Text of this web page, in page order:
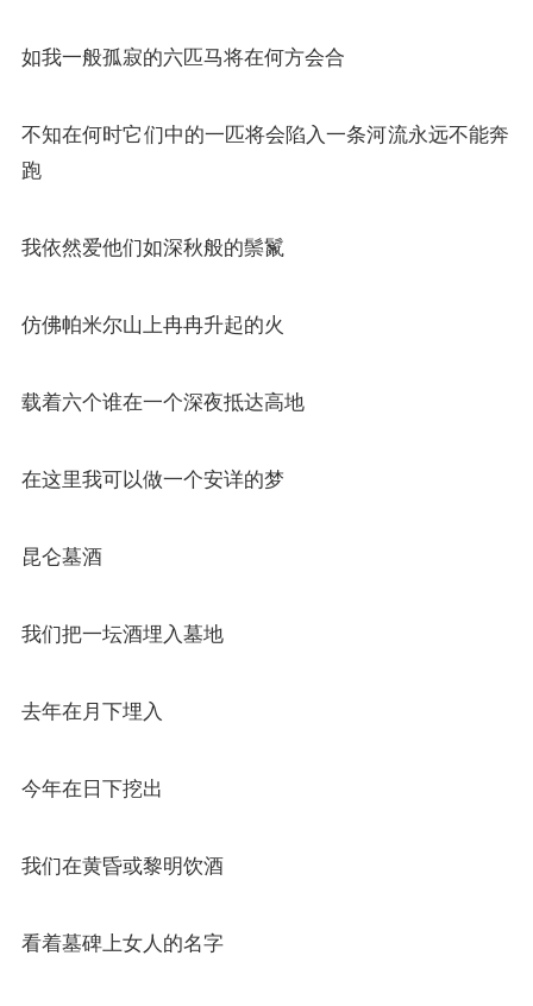
如我一般孤寂的六匹马将在何方会合
不知在何时它们中的一匹将会陷入一条河流永远不能奔
跑
我依然爱他们如深秋般的鬃鬣
仿佛帕米尔山上冉冉升起的火
载着六个谁在一个深夜抵达高地
在这里我可以做一个安详的梦
昆仑墓酒
我们把一坛酒埋入墓地
去年在月下埋入
今年在日下挖出
我们在黄昏或黎明饮酒
看着墓碑上女人的名字